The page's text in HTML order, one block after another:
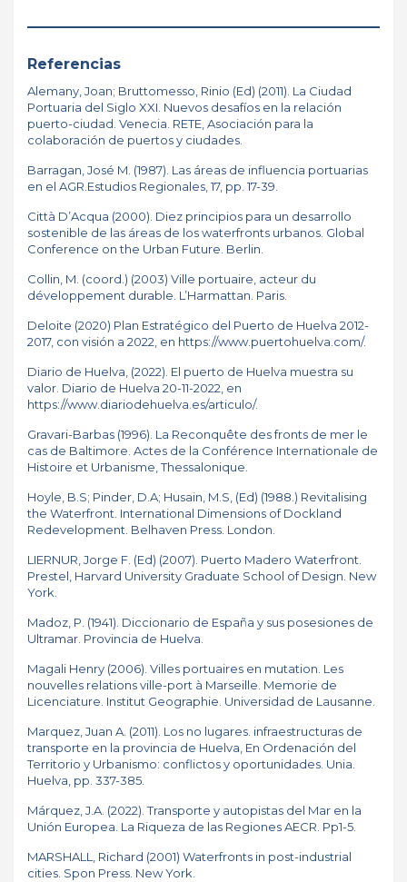
Referencias
Alemany, Joan; Bruttomesso, Rinio (Ed) (2011). La Ciudad
Portuaria del Siglo XXI. Nuevos desafíos en la relación
puerto-ciudad. Venecia. RETE, Asociación para la
colaboración de puertos y ciudades.
Barragan, José M. (1987). Las áreas de influencia portuarias
en el AGR.Estudios Regionales, 17, pp. 17-39.
Città D’Acqua (2000). Diez principios para un desarrollo
sostenible de las áreas de los waterfronts urbanos. Global
Conference on the Urban Future. Berlin.
Collin, M. (coord.) (2003) Ville portuaire, acteur du
développement durable. L’Harmattan. Paris.
Deloite (2020) Plan Estratégico del Puerto de Huelva 2012-
2017, con visión a 2022, en https://www.puertohuelva.com/.
Diario de Huelva, (2022). El puerto de Huelva muestra su
valor. Diario de Huelva 20-11-2022, en
https://www.diariodehuelva.es/articulo/.
Gravari-Barbas (1996). La Reconquête des fronts de mer le
cas de Baltimore. Actes de la Conférence Internationale de
Histoire et Urbanisme, Thessalonique.
Hoyle, B.S; Pinder, D.A; Husain, M.S, (Ed) (1988.) Revitalising
the Waterfront. International Dimensions of Dockland
Redevelopment. Belhaven Press. London.
LIERNUR, Jorge F. (Ed) (2007). Puerto Madero Waterfront.
Prestel, Harvard University Graduate School of Design. New
York.
Madoz, P. (1941). Diccionario de España y sus posesiones de
Ultramar. Provincia de Huelva.
Magali Henry (2006). Villes portuaires en mutation. Les
nouvelles relations ville-port à Marseille. Memorie de
Licenciature. Institut Geographie. Universidad de Lausanne.
Marquez, Juan A. (2011). Los no lugares. infraestructuras de
transporte en la provincia de Huelva, En Ordenación del
Territorio y Urbanismo: conflictos y oportunidades. Unia.
Huelva, pp. 337-385.
Márquez, J.A. (2022). Transporte y autopistas del Mar en la
Unión Europea. La Riqueza de las Regiones AECR. Pp1-5.
MARSHALL, Richard (2001) Waterfronts in post-industrial
cities. Spon Press. New York.